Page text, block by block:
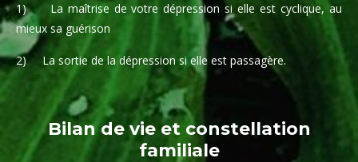
1) La maîtrise de votre dépression si elle est cyclique, au
mieux sa guérison
2) La sortie de la dépression si elle est passagère.
Bilan de vie et constellation
familiale